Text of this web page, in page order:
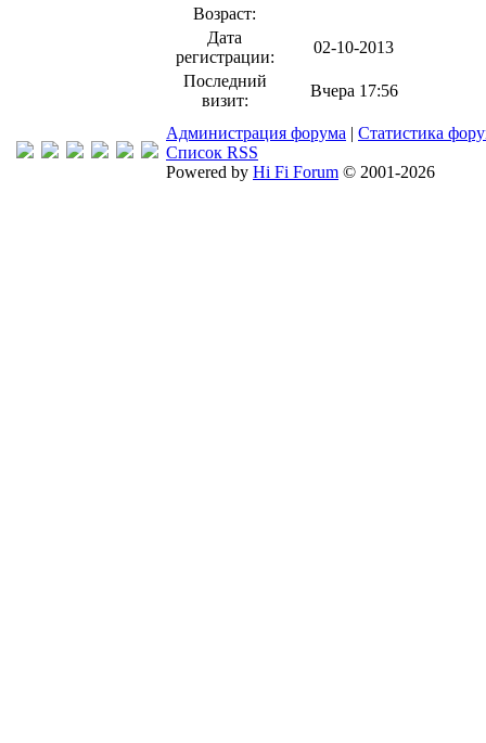
Возраст:
Дата
регистрации:
02-10-2013
Последний
визит:
Вчера 17:56
Администрация форума | Статистика
Список RSS
Powered by Hi Fi Forum © 2001-2026